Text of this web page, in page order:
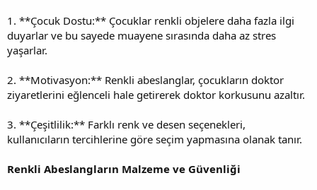
1. **Çocuk Dostu:** Çocuklar renkli objelere daha fazla ilgi
duyarlar ve bu sayede muayene sırasında daha az stres
yaşarlar.
2. **Motivasyon:** Renkli abeslanglar, çocukların doktor
ziyaretlerini eğlenceli hale getirerek doktor korkusunu azaltır.
3. **Çeşitlilik:** Farklı renk ve desen seçenekleri,
kullanıcıların tercihlerine göre seçim yapmasına olanak tanır.
Renkli Abeslangların Malzeme ve Güvenliği